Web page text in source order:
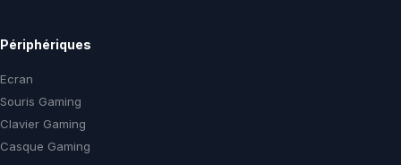
Périphériques
Ecran
Souris Gaming
Clavier Gaming
Casque Gaming